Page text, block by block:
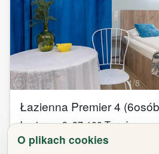
O plikach cookies
1/8
Łazienna Premier 4
Łazienna 9,87-100Toruń